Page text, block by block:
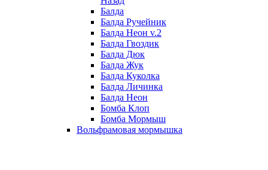
Балда
Балда Ручейник
Балда Неон v.2
Балда Гвоздик
Балда Дюк
Балда Жук
Балда Куколка
Балда Личинка
Балда Неон
Бомба Клоп
Бомба Мормыш
Вольфрамовая мормышка